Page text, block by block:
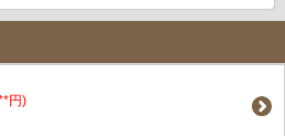
円)